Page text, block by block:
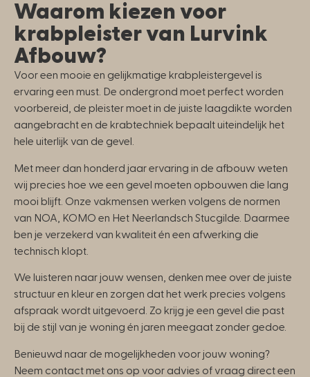
Waarom kiezen voor
krabpleister van Lurvink
Afbouw?
Voor een mooie en gelijkmatige krabpleistergevel is
ervaring een must. De ondergrond moet perfect worden
voorbereid, de pleister moet in de juiste laagdikte worden
aangebracht en de krabtechniek bepaalt uiteindelijk het
hele uiterlijk van de gevel.
Met meer dan honderd jaar ervaring in de afbouw weten
wij precies hoe we een gevel moeten opbouwen die lang
mooi blijft. Onze vakmensen werken volgens de normen
van NOA, KOMO en Het Neerlandsch Stucgilde. Daarmee
ben je verzekerd van kwaliteit én een afwerking die
technisch klopt.
We luisteren naar jouw wensen, denken mee over de juiste
structuur en kleur en zorgen dat het werk precies volgens
afspraak wordt uitgevoerd. Zo krijg je een gevel die past
bij de stijl van je woning én jaren meegaat zonder gedoe.
Benieuwd naar de mogelijkheden voor jouw woning?
Neem contact met ons op voor advies of vraag direct een